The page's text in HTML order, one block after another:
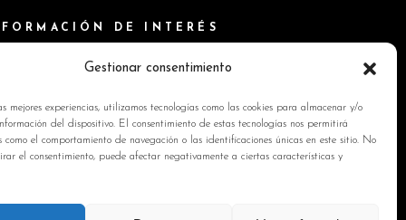
Gestionar consentimiento
mejores experiencias, utilizamos tecnologías como las cookies para almacenar y/o
del dispositivo. El consentimiento de estas tecnologías nos permitirá
como el comportamiento de navegación o las identificaciones únicas en este sitio. No
el consentimiento, puede afectar negativamente a ciertas características y
DE INTERÉS
de Cookies
de privacidad